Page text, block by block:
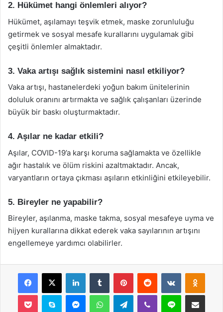
2. Hükümet hangi önlemleri alıyor?
Hükümet, aşılamayı teşvik etmek, maske zorunluluğu
getirmek ve sosyal mesafe kurallarını uygulamak gibi
çeşitli önlemler almaktadır.
3. Vaka artışı sağlık sistemini nasıl etkiliyor?
Vaka artışı, hastanelerdeki yoğun bakım ünitelerinin
doluluk oranını artırmakta ve sağlık çalışanları üzerinde
büyük bir baskı oluşturmaktadır.
4. Aşılar ne kadar etkili?
Aşılar, COVID-19’a karşı koruma sağlamakta ve özellikle
ağır hastalık ve ölüm riskini azaltmaktadır. Ancak,
varyantların ortaya çıkması aşıların etkinliğini etkileyebilir.
5. Bireyler ne yapabilir?
Bireyler, aşılanma, maske takma, sosyal mesafeye uyma ve
hijyen kurallarına dikkat ederek vaka sayılarının artışını
engellemeye yardımcı olabilirler.
Facebook
X LinkedInTumblr PinterestReddit VKontakte
Pocket Skype MessengerWhatsAppTelegramViber Line E-Posta ile